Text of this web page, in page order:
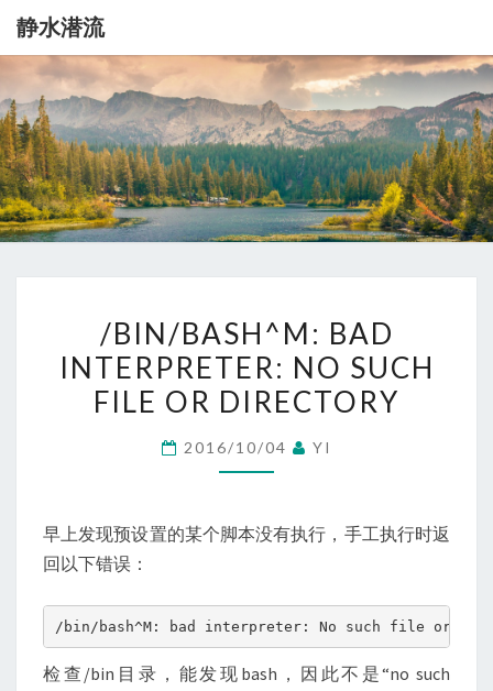
静水潜流
静
水
潜
记
录
一
点
生
活
BAD
INTERPRETER:
NO
FILE
/BIN/BASH^M: BAD
INTERPRETER: NO SUCH
FILE OR DIRECTORY
2016/10/04 YI
早上发现预设置的某个脚本没有执行，手工执行时返
回以下错误：
/bin/bash^M: bad interpreter: No such file or
检查/bin目录，能发现bash，因此不是“no such